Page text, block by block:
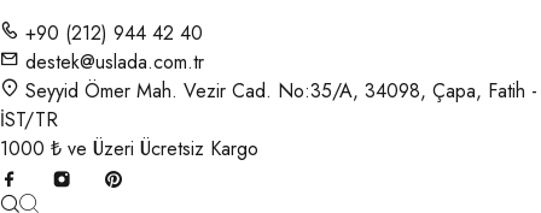
+90 (212) 944 42 40
destek@uslada.com.tr
Seyyid Ömer Mah. Vezir Cad. No:35/A, 34098, Çapa, Fatih -
İST/TR
1000 ₺ ve Üzeri Ücretsiz Kargo